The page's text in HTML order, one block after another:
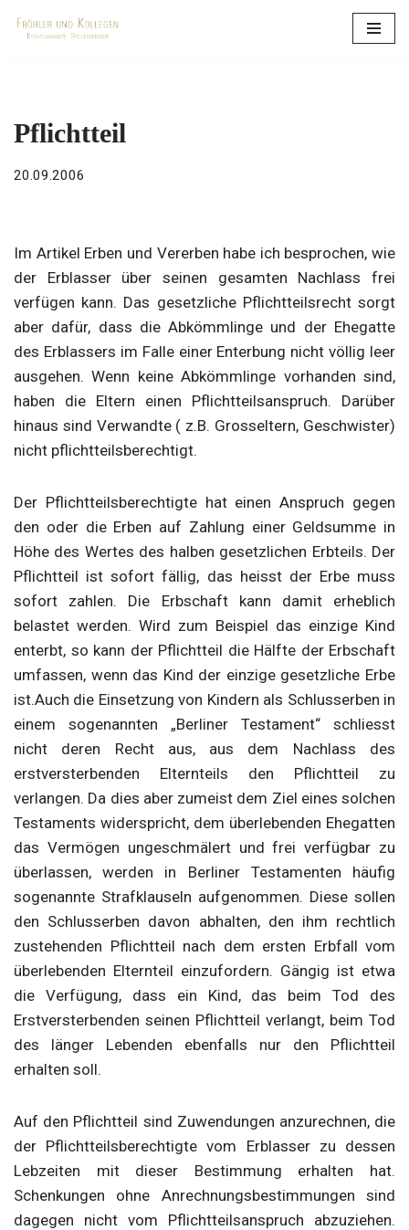
Pflichtteil
20.09.2006
Im Artikel Erben und Vererben habe ich besprochen, wie
der Erblasser über seinen gesamten Nachlass frei
verfügen kann. Das gesetzliche Pflichtteilsrecht sorgt
aber dafür, dass die Abkömmlinge und der Ehegatte
des Erblassers im Falle einer Enterbung nicht völlig leer
ausgehen.Wenn keine Abkömmlinge vorhanden sind,
haben die Eltern einen Pflichtteilsanspruch. Darüber
hinaus sind Verwandte ( z.B. Grosseltern, Geschwister)
nicht pflichtteilsberechtigt.
Der Pflichtteilsberechtigte hat einen Anspruch gegen
den oder die Erben auf Zahlung einer Geldsumme in
Höhe des Wertes des halben gesetzlichen Erbteils. Der
Pflichtteil ist sofort fällig, das heisst der Erbe muss
sofort zahlen. Die Erbschaft kann damit erheblich
belastet werden. Wird zum Beispiel das einzige Kind
enterbt, so kann der Pflichtteil die Hälfte der Erbschaft
umfassen, wenn das Kind der einzige gesetzliche Erbe
ist.Auch die Einsetzung von Kindern als Schlusserben in
einem sogenannten „Berliner Testament“ schliesst
nicht deren Recht aus, aus dem Nachlass des
erstversterbenden Elternteils den Pflichtteil zu
verlangen. Da dies aber zumeist dem Ziel eines solchen
Testaments widerspricht, dem überlebenden Ehegatten
das Vermögen ungeschmälert und frei verfügbar zu
überlassen, werden in Berliner Testamenten häufig
sogenannte Strafklauseln aufgenommen. Diese sollen
den Schlusserben davon abhalten, den ihm rechtlich
zustehenden Pflichtteil nach dem ersten Erbfall vom
überlebenden Elternteil einzufordern. Gängig ist etwa
die Verfügung, dass ein Kind, das beim Tod des
Erstversterbenden seinen Pflichtteil verlangt, beim Tod
des länger Lebenden ebenfalls nur den Pflichtteil
erhalten soll.
Auf den Pflichtteil sind Zuwendungen anzurechnen, die
der Pflichtteilsberechtigte vom Erblasser zu dessen
Lebzeiten mit dieser Bestimmung erhalten hat.
Schenkungen ohne Anrechnungsbestimmungen sind
dagegen nicht vom Pflichtteilsanspruch abzuziehen.